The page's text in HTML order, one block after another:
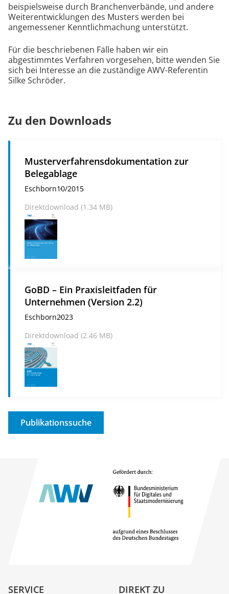
beispielsweise durch Branchenverbände, und andere
Weiterentwicklungen des Musters werden bei
angemessener Kenntlichmachung unterstützt.
Für die beschriebenen Fälle haben wir ein
abgestimmtes Verfahren vorgesehen, bitte wenden Sie
sich bei Interesse an die zuständige AWV-Referentin
Silke Schröder.
Zu den Downloads
Musterverfahrensdokumentation zur
Belegablage
Eschborn10/2015
Direktdownload (1.34 MB)
GoBD – Ein Praxisleitfaden für
Unternehmen (Version 2.2)
Eschborn2023
Direktdownload (2.46 MB)
Publikationssuche
SERVICE DIREKT ZU